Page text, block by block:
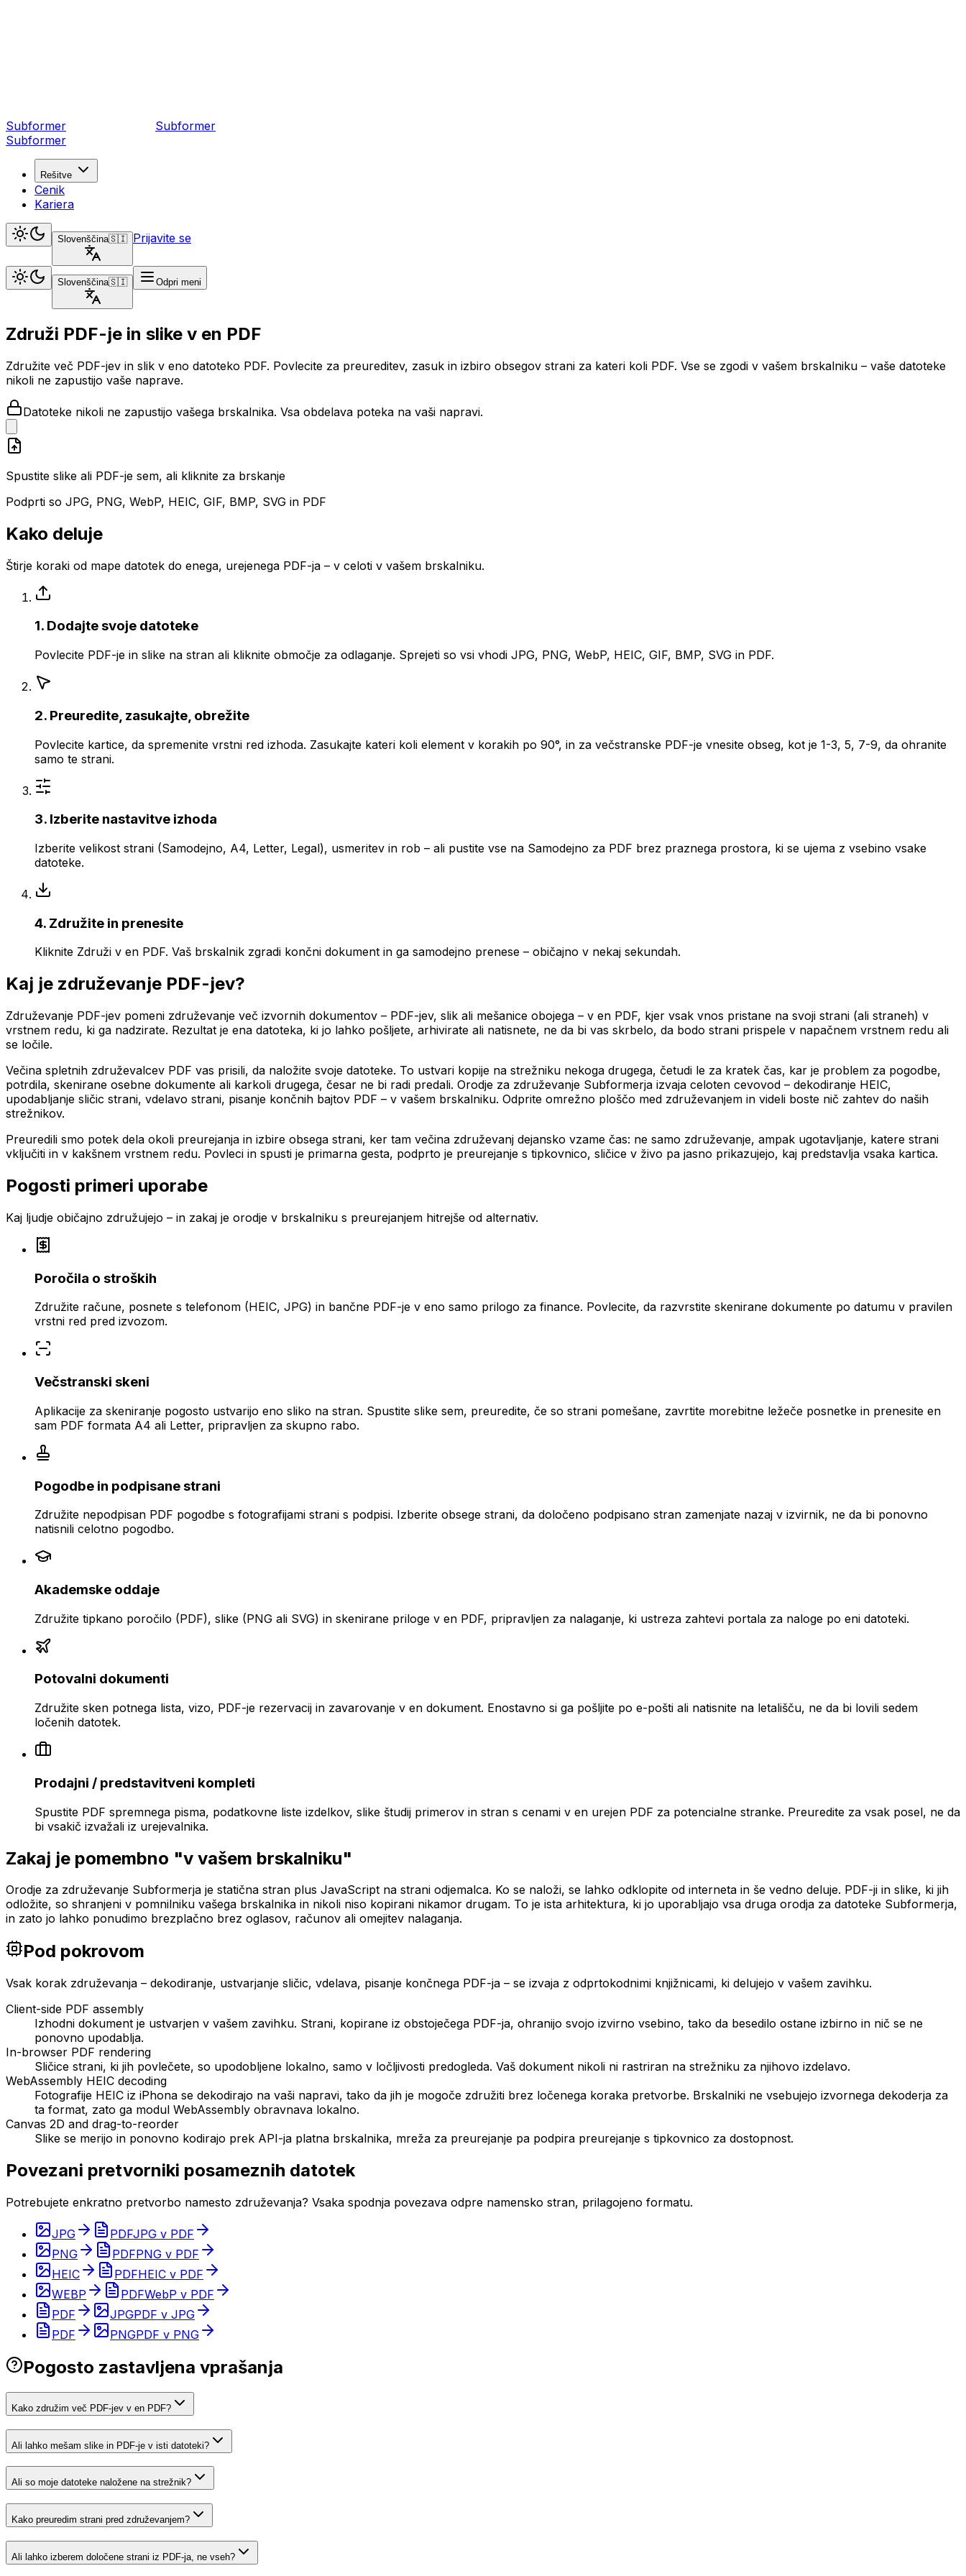
Subformer Subformer
Subformer
Rešitve
Cenik
Kariera
Slovenščina🇸🇮 Prijavite se
Slovenščina🇸🇮 Odpri meni
Združi PDF-je in slike v en PDF
Združite več PDF-jev in slik v eno datoteko PDF. Povlecite za preureditev, zasuk in izbiro obsegov strani za kateri koli PDF. Vse se zgodi v vašem brskalniku – vaše datoteke
nikoli ne zapustijo vaše naprave.
Datoteke nikoli ne zapustijo vašega brskalnika. Vsa obdelava poteka na vaši napravi.
Spustite slike ali PDF-je sem, ali kliknite za brskanje
Podprti so JPG, PNG, WebP, HEIC, GIF, BMP, SVG in PDF
Kako deluje
Štirje koraki od mape datotek do enega, urejenega PDF-ja – v celoti v vašem brskalniku.
1. Dodajte svoje datoteke
Povlecite PDF-je in slike na stran ali kliknite območje za odlaganje. Sprejeti so vsi vhodi JPG, PNG, WebP, HEIC, GIF, BMP, SVG in PDF.
2. Preuredite, zasukajte, obrežite
Povlecite kartice, da spremenite vrstni red izhoda. Zasukajte kateri koli element v korakih po 90°, in za večstranske PDF-je vnesite obseg, kot je 1-3, 5, 7-9, da ohranite
samo te strani.
3. Izberite nastavitve izhoda
Izberite velikost strani (Samodejno, A4, Letter, Legal), usmeritev in rob – ali pustite vse na Samodejno za PDF brez praznega prostora, ki se ujema z vsebino vsake
datoteke.
4. Združite in prenesite
Kliknite Združi v en PDF. Vaš brskalnik zgradi končni dokument in ga samodejno prenese – običajno v nekaj sekundah.
Kaj je združevanje PDF-jev?
Združevanje PDF-jev pomeni združevanje več izvornih dokumentov – PDF-jev, slik ali mešanice obojega – v en PDF, kjer vsak vnos pristane na svoji strani (ali straneh) v
vrstnem redu, ki ga nadzirate. Rezultat je ena datoteka, ki jo lahko pošljete, arhivirate ali natisnete, ne da bi vas skrbelo, da bodo strani prispele v napačnem vrstnem redu ali
se ločile.
Večina spletnih združevalcev PDF vas prisili, da naložite svoje datoteke. To ustvari kopije na strežniku nekoga drugega, četudi le za kratek čas, kar je problem za pogodbe,
potrdila, skenirane osebne dokumente ali karkoli drugega, česar ne bi radi predali. Orodje za združevanje Subformerja izvaja celoten cevovod – dekodiranje HEIC,
upodabljanje sličic strani, vdelavo strani, pisanje končnih bajtov PDF – v vašem brskalniku. Odprite omrežno ploščo med združevanjem in videli boste nič zahtev do naših
strežnikov.
Preuredili smo potek dela okoli preurejanja in izbire obsega strani, ker tam večina združevanj dejansko vzame čas: ne samo združevanje, ampak ugotavljanje, katere strani
vključiti in v kakšnem vrstnem redu. Povleci in spusti je primarna gesta, podprto je preurejanje s tipkovnico, sličice v živo pa jasno prikazujejo, kaj predstavlja vsaka kartica.
Pogosti primeri uporabe
Kaj ljudje običajno združujejo – in zakaj je orodje v brskalniku s preurejanjem hitrejše od alternativ.
Poročila o stroških
Združite račune, posnete s telefonom (HEIC, JPG) in bančne PDF-je v eno samo prilogo za finance. Povlecite, da razvrstite skenirane dokumente po datumu v pravilen
vrstni red pred izvozom.
Večstranski skeni
Aplikacije za skeniranje pogosto ustvarijo eno sliko na stran. Spustite slike sem, preuredite, če so strani pomešane, zavrtite morebitne ležeče posnetke in prenesite en
sam PDF formata A4 ali Letter, pripravljen za skupno rabo.
Pogodbe in podpisane strani
Združite nepodpisan PDF pogodbe s fotografijami strani s podpisi. Izberite obsege strani, da določeno podpisano stran zamenjate nazaj v izvirnik, ne da bi ponovno
natisnili celotno pogodbo.
Akademske oddaje
Združite tipkano poročilo (PDF), slike (PNG ali SVG) in skenirane priloge v en PDF, pripravljen za nalaganje, ki ustreza zahtevi portala za naloge po eni datoteki.
Potovalni dokumenti
Združite sken potnega lista, vizo, PDF-je rezervacij in zavarovanje v en dokument. Enostavno si ga pošljite po e-pošti ali natisnite na letališču, ne da bi lovili sedem
ločenih datotek.
Prodajni / predstavitveni kompleti
Spustite PDF spremnega pisma, podatkovne liste izdelkov, slike študij primerov in stran s cenami v en urejen PDF za potencialne stranke. Preuredite za vsak posel, ne da
bi vsakič izvažali iz urejevalnika.
Zakaj je pomembno "v vašem brskalniku"
Orodje za združevanje Subformerja je statična stran plus JavaScript na strani odjemalca. Ko se naloži, se lahko odklopite od interneta in še vedno deluje. PDF-ji in slike, ki jih
odložite, so shranjeni v pomnilniku vašega brskalnika in nikoli niso kopirani nikamor drugam. To je ista arhitektura, ki jo uporabljajo vsa druga orodja za datoteke Subformerja,
in zato jo lahko ponudimo brezplačno brez oglasov, računov ali omejitev nalaganja.
Pod pokrovom
Vsak korak združevanja – dekodiranje, ustvarjanje sličic, vdelava, pisanje končnega PDF-ja – se izvaja z odprtokodnimi knjižnicami, ki delujejo v vašem zavihku.
Client-side PDF assembly
Izhodni dokument je ustvarjen v vašem zavihku. Strani, kopirane iz obstoječega PDF-ja, ohranijo svojo izvirno vsebino, tako da besedilo ostane izbirno in nič se ne
ponovno upodablja.
In-browser PDF rendering
Sličice strani, ki jih povlečete, so upodobljene lokalno, samo v ločljivosti predogleda. Vaš dokument nikoli ni rastriran na strežniku za njihovo izdelavo.
WebAssembly HEIC decoding
Fotografije HEIC iz iPhona se dekodirajo na vaši napravi, tako da jih je mogoče združiti brez ločenega koraka pretvorbe. Brskalniki ne vsebujejo izvornega dekoderja za
ta format, zato ga modul WebAssembly obravnava lokalno.
Canvas 2D and drag-to-reorder
Slike se merijo in ponovno kodirajo prek API-ja platna brskalnika, mreža za preurejanje pa podpira preurejanje s tipkovnico za dostopnost.
Povezani pretvorniki posameznih datotek
Potrebujete enkratno pretvorbo namesto združevanja? Vsaka spodnja povezava odpre namensko stran, prilagojeno formatu.
JPG PDFJPG v PDF
PNG
PDFPNG v PDF
HEIC
PDFHEIC v PDF
WEBP
PDFWebP v PDF
PDF
JPGPDF v JPG
PDF
PNGPDF v PNG
Pogosto zastavljena vprašanja
Kako združim več PDF-jev v en PDF?
Ali lahko mešam slike in PDF-je v isti datoteki?
Ali so moje datoteke naložene na strežnik?
Kako preuredim strani pred združevanjem?
Ali lahko izberem določene strani iz PDF-ja, ne vseh?